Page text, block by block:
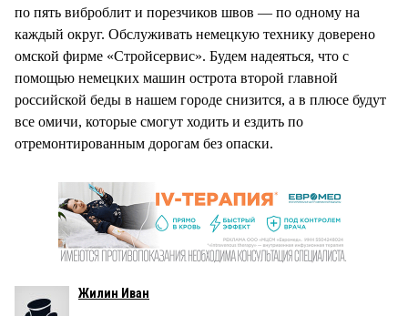
по пять виброблит и порезчиков швов — по одному на
каждый округ. Обслуживать немецкую технику доверено
омской фирме «Стройсервис». Будем надеяться, что с
помощью немецких машин острота второй главной
российской беды в нашем городе снизится, а в плюсе будут
все омичи, которые смогут ходить и ездить по
отремонтированным дорогам без опаски.
Жилин Иван